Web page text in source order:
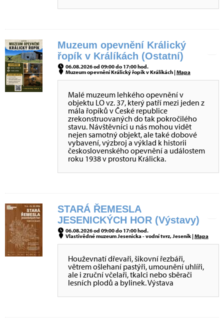
Muzeum opevnění Králický
řopík v Králíkách (Ostatní)
06.08.2026 od 09:00 do 17:00 hod.
Muzeum opevnění Králický řopík v Králíkách |Mapa
Malé muzeum lehkého opevnění v
objektu LO vz. 37, který patří mezi jeden z
mála řopíků v České republice
zrekonstruovaných do tak pokročilého
stavu. Návštěvníci u nás mohou vidět
nejen samotný objekt, ale také dobové
vybavení, výzbroj a výklad k historii
československého opevnění a událostem
roku 1938 v prostoru Králicka.
STARÁ ŘEMESLA
JESENICKÝCH HOR (Výstavy)
06.08.2026 od 09:00 do 17:00 hod.
Vlastivědné muzeum Jesenicka - vodní tvrz, Jeseník |Mapa
Houževnatí dřevaři, šikovní řezbáři,
větrem ošlehaní pastýři, umounění uhlíři,
ale i zruční včelaři, tkalci nebo sběrači
lesních plodů a bylinek. Výstava